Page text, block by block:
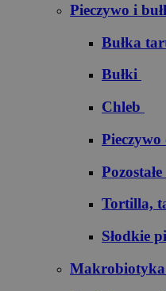
Pieczywo i
Bułka
Bułki
Chleb
Pozostałe
Tortilla,
Słodkie
Makrobiotyka